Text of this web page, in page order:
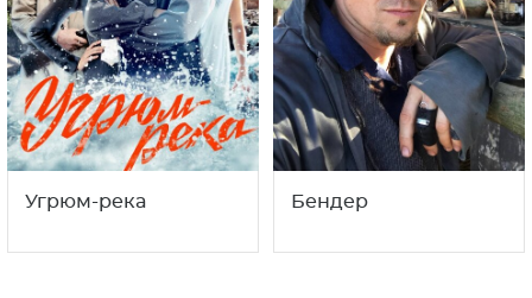
Угрюм-река Бендер